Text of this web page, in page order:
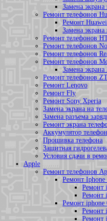
Замена
Ремонт телефонов
Ремонт
Замена
Ремонт телефонов
Ремонт телефонов
Ремонт телефонов
Ремонт телефонов
Замена экрана
Ремонт телефонов
Ремонт Lenovo
Ремонт Fly
Ремонт Sony Xperia
Замена экрана на
Замена разъема
Ремонт экрана
Аккумулятор
Прошивка телефона
Защитная
Условия сдачи в
Apple
Ремонт телефонов
Ремонт Iphone
Ремонт
Ремонт
Ремонт iphone
Ремонт
Ремонт